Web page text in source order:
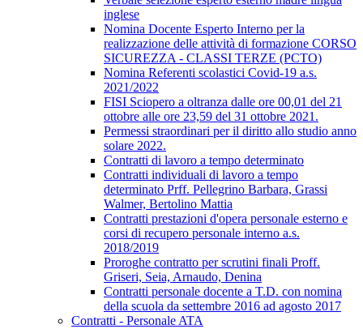
inglese
Nomina Docente Esperto Interno per la
realizzazione delle attività di formazione CORSO
SICUREZZA - CLASSI TERZE (PCTO)
Nomina Referenti scolastici Covid-19 a.s.
2021/2022
FISI Sciopero a oltranza dalle ore 00,01 del 21
ottobre alle ore 23,59 del 31 ottobre 2021.
Permessi straordinari per il diritto allo studio anno
solare 2022.
Contratti di lavoro a tempo determinato
Contratti individuali di lavoro a tempo
determinato Prff. Pellegrino Barbara, Grassi
Walmer, Bertolino Mattia
Contratti prestazioni d'opera personale esterno e
corsi di recupero personale interno a.s.
2018/2019
Proroghe contratto per scrutini finali Proff.
Griseri, Seia, Arnaudo, Denina
Contratti personale docente a T.D. con nomina
della scuola da settembre 2016 ad agosto 2017
Contratti - Personale ATA